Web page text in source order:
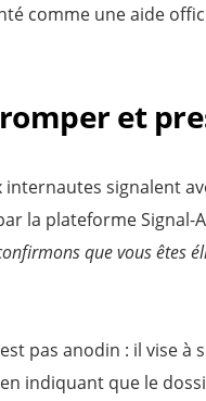
comme une aide
et
signalent
la plateforme
que vous êtes
pas anodin : il vise
indiquant que le